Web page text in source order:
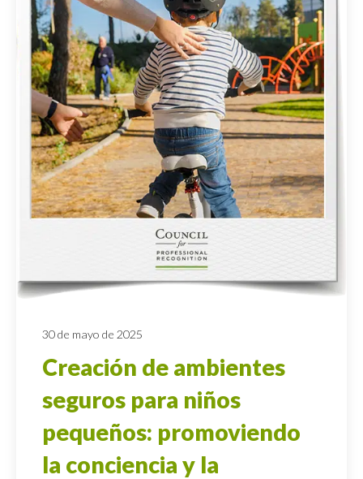
30 de mayo de 2025
Creación de ambientes
seguros para niños
pequeños: promoviendo
la conciencia y la